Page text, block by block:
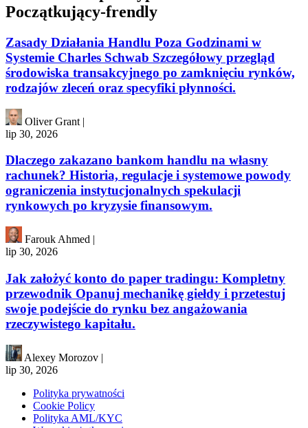
Początkujący-frendly
Zasady Działania Handlu Poza Godzinami w
Systemie Charles Schwab Szczegółowy przegląd
środowiska transakcyjnego po zamknięciu rynków,
rodzajów zleceń oraz specyfiki płynności.
Oliver Grant |
lip 30, 2026
Dlaczego zakazano bankom handlu na własny
rachunek? Historia, regulacje i systemowe powody
ograniczenia instytucjonalnych spekulacji
rynkowych po kryzysie finansowym.
Farouk Ahmed |
lip 30, 2026
Jak założyć konto do paper tradingu: Kompletny
przewodnik Opanuj mechanikę giełdy i przetestuj
swoje podejście do rynku bez angażowania
rzeczywistego kapitału.
Alexey Morozov |
lip 30, 2026
Polityka prywatności
Cookie Policy
Polityka AML/KYC